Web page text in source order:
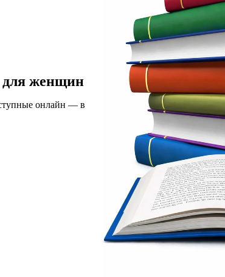
для женщин
онлайн — в